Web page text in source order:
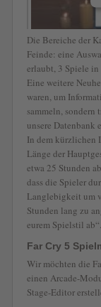
Die Bereiche der
Feinde: eine
erlaubt, 3 Spiele
Eine weitere
waren, um
sammeln, sondern
unsere
In dem kürzlichen
Länge der
etwa 25 Stunden
dass die Spieler
Langlebigkeit um
Stunden lang zu
eurem Spielstil ab“.
Far Cry 5
Wir möchten die
einen Arcade-
Stage-Editor